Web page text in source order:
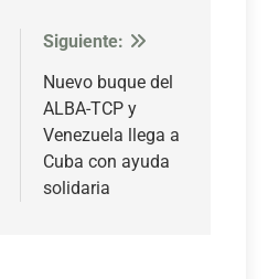
Siguiente:
Nuevo buque del
ALBA-TCP y
Venezuela llega a
Cuba con ayuda
solidaria